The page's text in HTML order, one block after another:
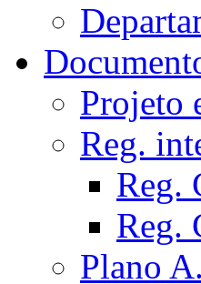
Projeto
Reg.
Reg.
Reg.
Plano